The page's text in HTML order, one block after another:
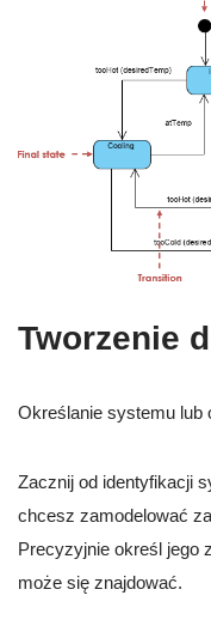
Tworzenie
Określanie systemu lub
Zacznij od identyfikacji
chcesz zamodelować
Precyzyjnie określ jego
może się znajdować.